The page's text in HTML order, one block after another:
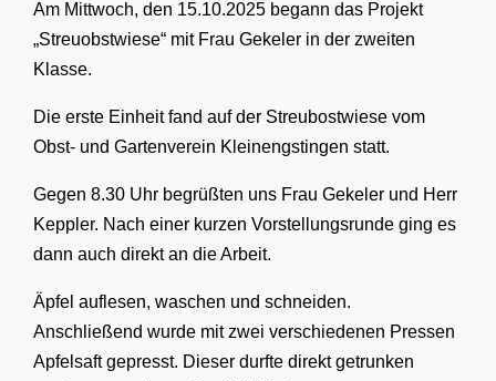
Am Mittwoch, den 15.10.2025 begann das Projekt
„Streuobstwiese“ mit Frau Gekeler in der zweiten
Klasse.
Die erste Einheit fand auf der Streubostwiese vom
Obst- und Gartenverein Kleinengstingen statt.
Gegen 8.30 Uhr begrüßten uns Frau Gekeler und Herr
Keppler. Nach einer kurzen Vorstellungsrunde ging es
dann auch direkt an die Arbeit.
Äpfel auflesen, waschen und schneiden.
Anschließend wurde mit zwei verschiedenen Pressen
Apfelsaft gepresst. Dieser durfte direkt getrunken